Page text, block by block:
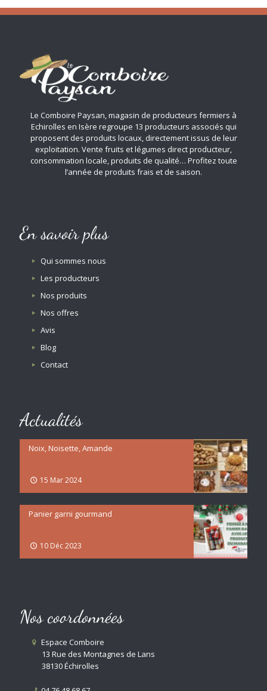
Le Comboire Paysan, magasin de producteurs fermiers à
Echirolles en Isère regroupe 13 producteurs associés qui
proposent des produits locaux, directement issus de leur
exploitation. Vente fruits et légumes direct producteur,
consommation locale, produits de qualité… Profitez toute
l’année de produits frais et de saison.
En savoir plus
Qui sommes nous
Les producteurs
Nos produits
Nos offres
Avis
Blog
Contact
Actualités
Noix, Noisette, Amande
15 Mar 2024
Panier garni gourmand
10 Déc 2023
Nos coordonnées
Espace Comboire
13 Rue des Montagnes de Lans
38130 Échirolles